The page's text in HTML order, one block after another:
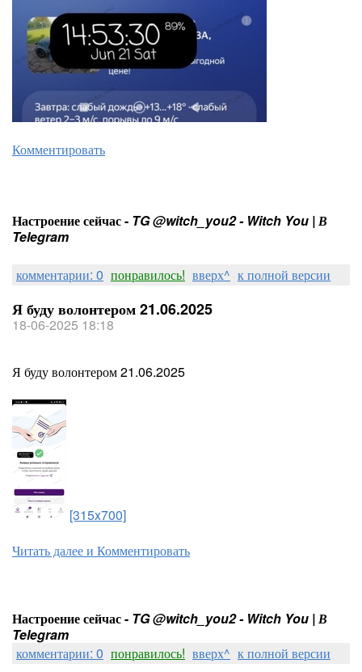
Комментировать
Настроение сейчас - TG @witch_you2 - Witch You | В
Telegram
комментарии: 0 понравилось! вверх^ к полной версии
Я буду волонтером 21.06.2025
18-06-2025 18:18
Я буду волонтером 21.06.2025
[315x700]
Читать далее и Комментировать
Настроение сейчас - TG @witch_you2 - Witch You | В
Telegram
комментарии: 0 понравилось! вверх^ к полной версии